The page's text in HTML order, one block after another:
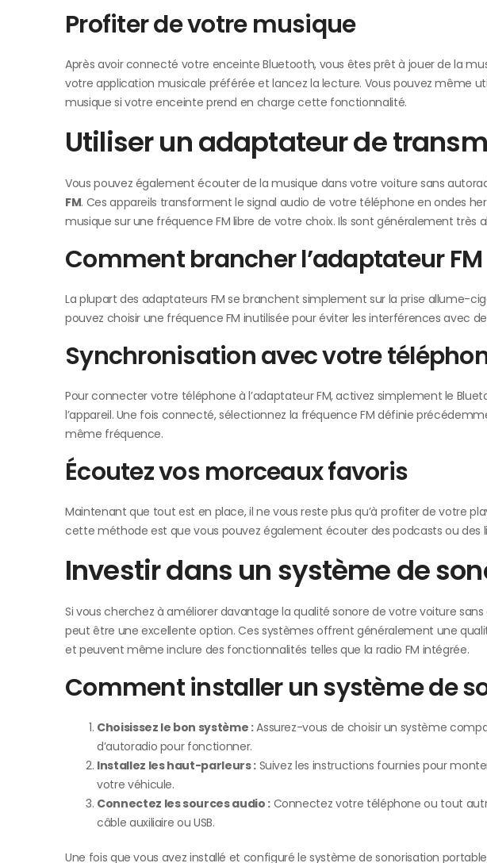
Profiter de votre musique
Après avoir connecté votre enceinte Bluetooth, vous êtes prêt à jouer de la
votre application musicale préférée et lancez la lecture. Vous pouvez même
musique si votre enceinte prend en charge cette fonctionnalité.
Utiliser un adaptateur de
Vous pouvez également écouter de la musique dans votre voiture sans
FM. Ces appareils transforment le signal audio de votre téléphone en ondes
musique sur une fréquence FM libre de votre choix. Ils sont généralement très
Comment brancher l’adaptateur FM
La plupart des adaptateurs FM se branchent simplement sur la prise allume-
pouvez choisir une fréquence FM inutilisée pour éviter les interférences avec
Synchronisation avec votre
Pour connecter votre téléphone à l’adaptateur FM, activez simplement le
l’appareil. Une fois connecté, sélectionnez la fréquence FM définie
même fréquence.
Écoutez vos morceaux favoris
Maintenant que tout est en place, il ne vous reste plus qu’à profiter de votre
cette méthode est que vous pouvez également écouter des podcasts ou des
Investir dans un système de
Si vous cherchez à améliorer davantage la qualité sonore de votre voiture
peut être une excellente option. Ces systèmes offrent généralement une
et peuvent même inclure des fonctionnalités telles que la radio FM intégrée.
Comment installer un système de
Choisissez le bon système :Assurez-vous de choisir un système
d’autoradio pour fonctionner.
Installez les haut-parleurs :Suivez les instructions fournies pour
votre véhicule.
Connectez les sources audio :Connectez votre téléphone ou tout
câble auxiliaire ou USB.
Une fois que vous avez installé et configuré le système de sonorisation